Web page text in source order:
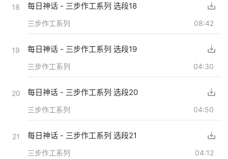
18 每日神话 - 三步作工系列 选段18
三步作工系列 08:42
19 每日神话 - 三步作工系列 选段19
三步作工系列 04:30
20 每日神话 - 三步作工系列 选段20
三步作工系列 04:50
21 每日神话 - 三步作工系列 选段21
三步作工系列 04:12